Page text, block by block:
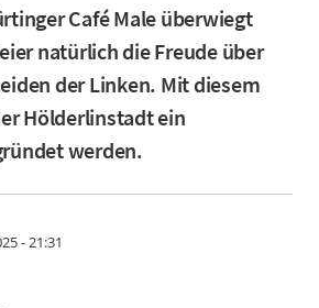
Café Male überwiegt
natürlich die Freude über
der Linken. Mit diesem
Hölderlinstadt ein
werden.
- 21:31